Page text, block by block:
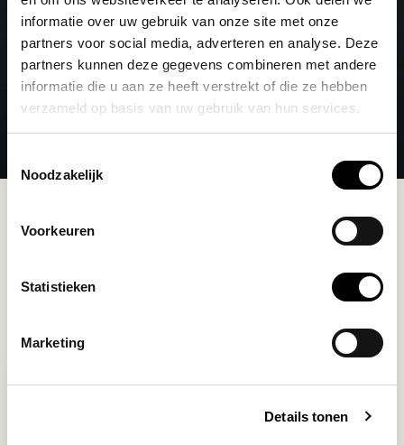
informatie over uw gebruik van onze site met onze
partners voor social media, adverteren en analyse. Deze
partners kunnen deze gegevens combineren met andere
informatie die u aan ze heeft verstrekt of die ze hebben
verzameld op basis van uw gebruik van hun services.
Noodzakelijk
Voorkeuren
Statistieken
Marketing
Details tonen